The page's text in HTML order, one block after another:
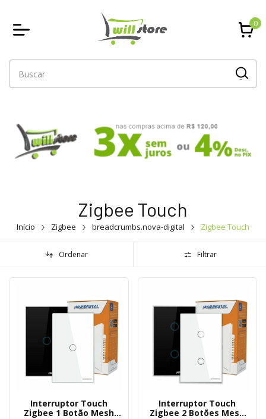
0
Zigbee Touch
Início Zigbee breadcrumbs.nova-digital Zigbee Touch
Ordenar Filtrar
Interruptor Touch
Zigbee 1 Botão Mesh
Interruptor Touch
Zigbee 2 Botões Mesh